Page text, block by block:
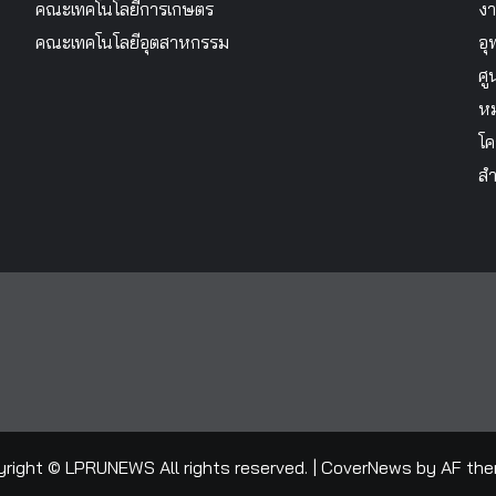
คณะเทคโนโลยีการเกษตร
คณะเทคโนโลยีอุตสาหกรรม
ง
อุ
ศู
ห
โ
ส
© LPRUNEWS All rights reserved. | CoverNews by AF